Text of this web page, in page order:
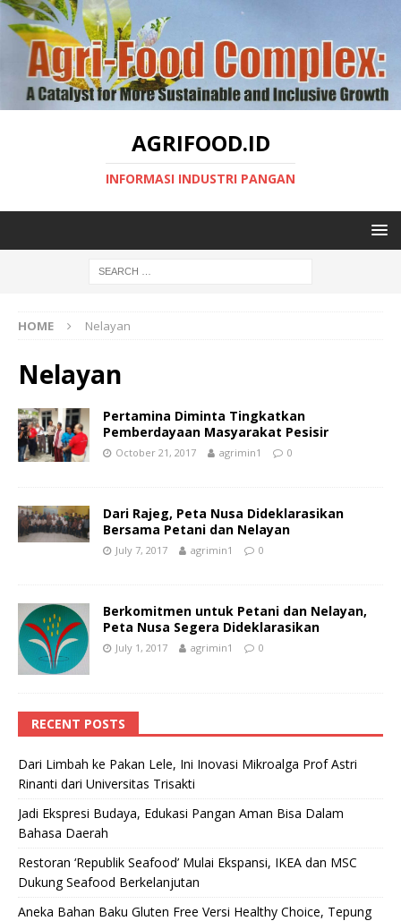
AGRIFOOD.ID
INFORMASI INDUSTRI PANGAN
HOME Nelayan
Nelayan
Pertamina Diminta Tingkatkan
Pemberdayaan Masyarakat Pesisir
October 21, 2017 agrimin1 0
Dari Rajeg, Peta Nusa Dideklarasikan
Bersama Petani dan Nelayan
July 7, 2017 agrimin1 0
Berkomitmen untuk Petani dan Nelayan,
Peta Nusa Segera Dideklarasikan
July 1, 2017 agrimin1 0
RECENT POSTS
Dari Limbah ke Pakan Lele, Ini Inovasi Mikroalga Prof Astri
Rinanti dari Universitas Trisakti
Jadi Ekspresi Budaya, Edukasi Pangan Aman Bisa Dalam
Bahasa Daerah
Restoran ‘Republik Seafood’ Mulai Ekspansi, IKEA dan MSC
Dukung Seafood Berkelanjutan
Aneka Bahan Baku Gluten Free Versi Healthy Choice, Tepung